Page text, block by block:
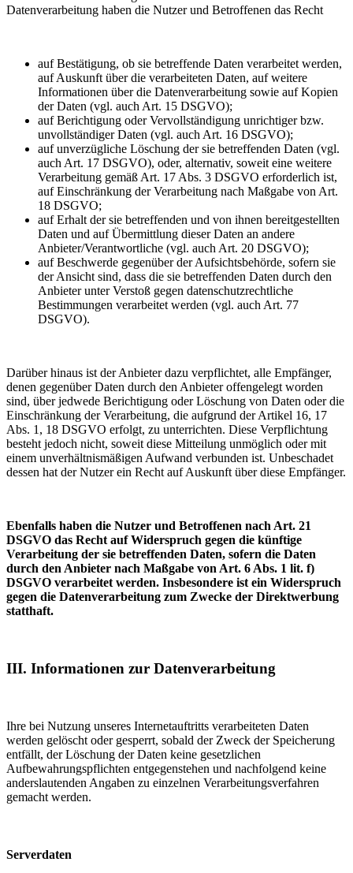
Datenverarbeitung haben die Nutzer und Betroffenen das Recht
auf Bestätigung, ob sie betreffende Daten verarbeitet werden,
auf Auskunft über die verarbeiteten Daten, auf weitere
Informationen über die Datenverarbeitung sowie auf Kopien
der Daten (vgl. auch Art. 15 DSGVO);
auf Berichtigung oder Vervollständigung unrichtiger bzw.
unvollständiger Daten (vgl. auch Art. 16 DSGVO);
auf unverzügliche Löschung der sie betreffenden Daten (vgl.
auch Art. 17 DSGVO), oder, alternativ, soweit eine weitere
Verarbeitung gemäß Art. 17 Abs. 3 DSGVO erforderlich ist,
auf Einschränkung der Verarbeitung nach Maßgabe von Art.
18 DSGVO;
auf Erhalt der sie betreffenden und von ihnen bereitgestellten
Daten und auf Übermittlung dieser Daten an andere
Anbieter/Verantwortliche (vgl. auch Art. 20 DSGVO);
auf Beschwerde gegenüber der Aufsichtsbehörde, sofern sie
der Ansicht sind, dass die sie betreffenden Daten durch den
Anbieter unter Verstoß gegen datenschutzrechtliche
Bestimmungen verarbeitet werden (vgl. auch Art. 77
DSGVO).
Darüber hinaus ist der Anbieter dazu verpflichtet, alle Empfänger,
denen gegenüber Daten durch den Anbieter offengelegt worden
sind, über jedwede Berichtigung oder Löschung von Daten oder die
Einschränkung der Verarbeitung, die aufgrund der Artikel 16, 17
Abs. 1, 18 DSGVO erfolgt, zu unterrichten. Diese Verpflichtung
besteht jedoch nicht, soweit diese Mitteilung unmöglich oder mit
einem unverhältnismäßigen Aufwand verbunden ist. Unbeschadet
dessen hat der Nutzer ein Recht auf Auskunft über diese Empfänger.
Ebenfalls haben die Nutzer und Betroffenen nach Art. 21
DSGVO das Recht auf Widerspruch gegen die künftige
Verarbeitung der sie betreffenden Daten, sofern die Daten
durch den Anbieter nach Maßgabe von Art. 6 Abs. 1 lit. f)
DSGVO verarbeitet werden. Insbesondere ist ein Widerspruch
gegen die Datenverarbeitung zum Zwecke der Direktwerbung
statthaft.
III. Informationen zur Datenverarbeitung
Ihre bei Nutzung unseres Internetauftritts verarbeiteten Daten
werden gelöscht oder gesperrt, sobald der Zweck der Speicherung
entfällt, der Löschung der Daten keine gesetzlichen
Aufbewahrungspflichten entgegenstehen und nachfolgend keine
anderslautenden Angaben zu einzelnen Verarbeitungsverfahren
gemacht werden.
Serverdaten